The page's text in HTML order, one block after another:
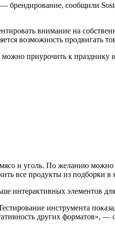
брендирование, сообщили
внимание на
возможность продвигать
приурочить к
и уголь. По желанию можно
все продукты из подборки в
интерактивных элементов для
инструмента
других форматов»,